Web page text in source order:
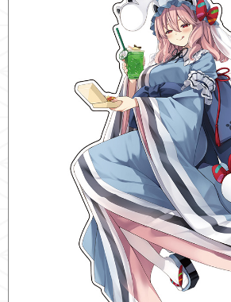
トレーディングカード
東方やおよろず商店とは